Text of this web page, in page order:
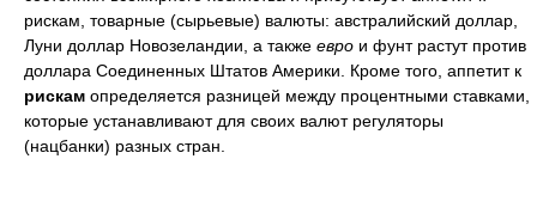
рискам, товарные (сырьевые) валюты: австралийский доллар,
Луни доллар Новозеландии, а также евро и фунт растут против
доллара Соединенных Штатов Америки. Кроме того, аппетит к
рискам определяется разницей между процентными ставками,
которые устанавливают для своих валют регуляторы
(нацбанки) разных стран.